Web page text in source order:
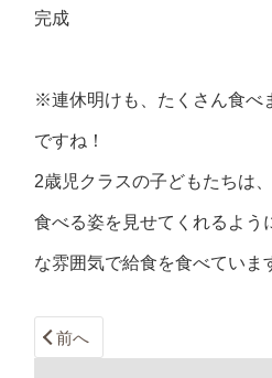
完成
※連休明けも、たくさん食べ
ですね！
2歳児クラスの子どもたちは
食べる姿を見せてくれるよう
な雰囲気で給食を食べていま
前へ